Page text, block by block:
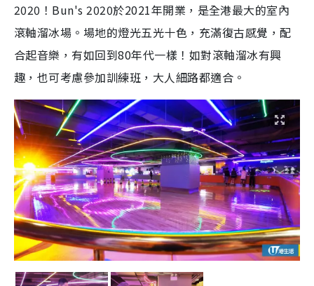
2020！Bun's 2020於2021年開業，是全港最大的室內
滾軸溜冰場。場地的燈光五光十色，充滿復古感覺，配
合起音樂，有如回到80年代一樣！如對滾軸溜冰有興
趣，也可考慮參加訓練班，大人細路都適合。